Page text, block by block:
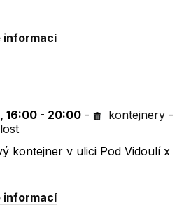
informací
16:00 - 20:00 - kontejnery -
kontejner v ulici Pod Vidoulí x
informací